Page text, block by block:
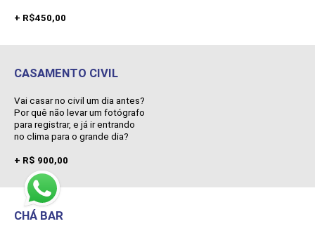
+ R$450,00
CASAMENTO CIVIL
Vai casar no civil um dia antes?
Por quê não levar um fotógrafo
para registrar, e já ir entrando
no clima para o grande dia?
+ R$ 900,00
CHÁ BAR